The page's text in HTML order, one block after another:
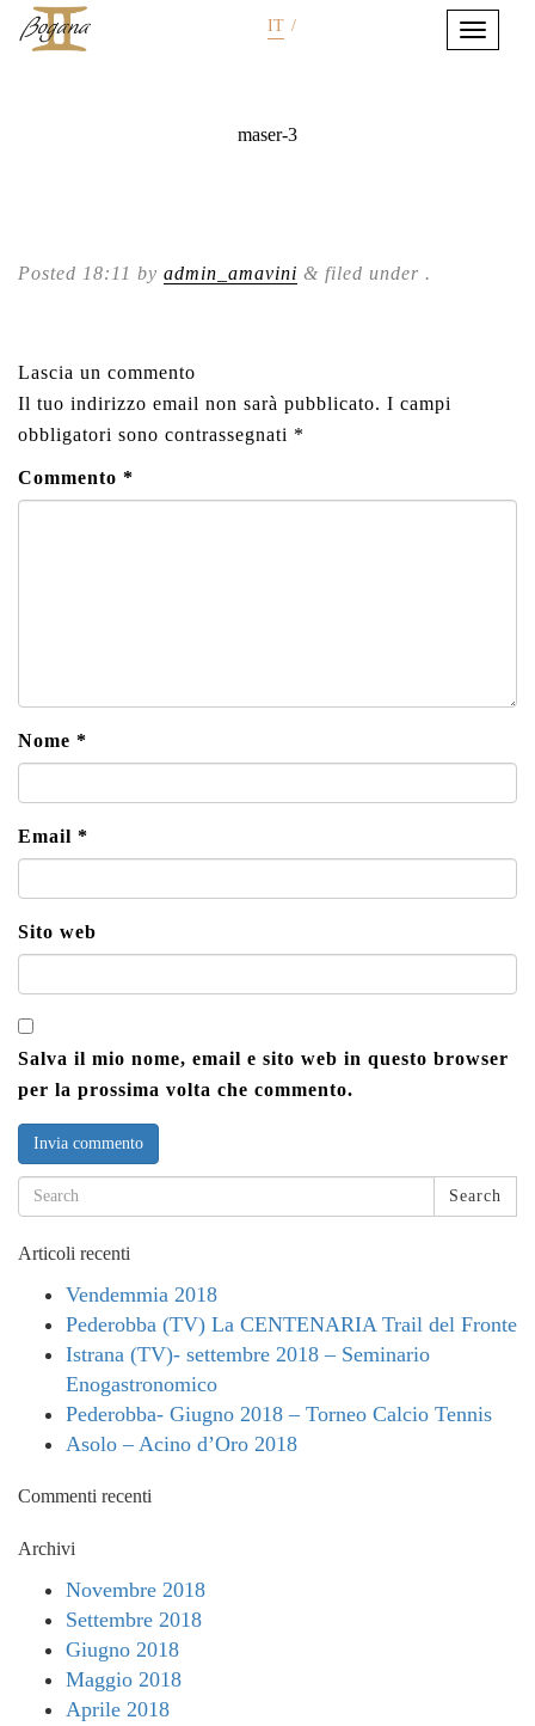
IT /
maser-3
Posted 18:11 by admin_amavini & filed under .
Lascia un commento
Il tuo indirizzo email non sarà pubblicato. I campi
obbligatori sono contrassegnati *
Commento *
Nome *
Email *
Sito web
Salva il mio nome, email e sito web in questo browser
per la prossima volta che commento.
Search
Articoli recenti
Vendemmia 2018
Pederobba (TV) La CENTENARIA Trail del Fronte
Istrana (TV)- settembre 2018 – Seminario
Enogastronomico
Pederobba- Giugno 2018 – Torneo Calcio Tennis
Asolo – Acino d’Oro 2018
Commenti recenti
Archivi
Novembre 2018
Settembre 2018
Giugno 2018
Maggio 2018
Aprile 2018